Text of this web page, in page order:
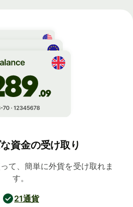
資金の受け取り
て、簡単に外貨を受け取れま
す。
21通貨